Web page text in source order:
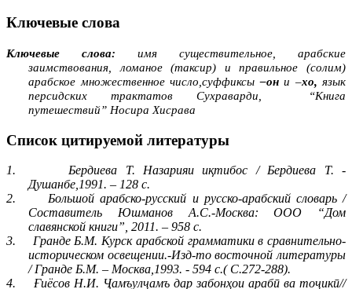
Ключевые слова
Ключевые слова: имя существительное, арабские
заимствования, ломаное (таксир) и правильное (солим)
арабское множественное число,суффиксы–они –хо,язык
персидских трактатов Сухраварди,
“Книга
путешествий” Носира Хисрава
Список цитируемой литературы
1.
Бердиева Т. Назарияи иқтибос / Бердиева Т. -
Душанбе,1991. – 128 с.
2.
Большой арабско-русский и русско-арабский словарь /
Составитель Юшманов А.С.-Москва: ООО “Дом
славянской книги”, 2011. – 958 с.
3.
Гранде Б.М. Курск арабской грамматики в сравнительно-
историческом освещении.-Изд-то восточной литературы
/ Гранде Б.М. – Москва,1993. - 594 с.( С.272-288).
4.
Ғиёсов Н.И. Ҷамъулҷамъ дар забонҳои арабӣ ва тоҷикӣ//